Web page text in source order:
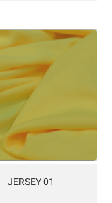
JERSEY 01